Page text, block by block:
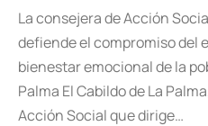
La consejera de Acción
defiende el compromiso del
bienestar emocional de la
Palma El Cabildo de La
Acción Social que dirige…